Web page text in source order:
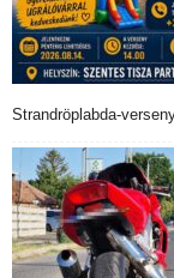
Strandröplabda-